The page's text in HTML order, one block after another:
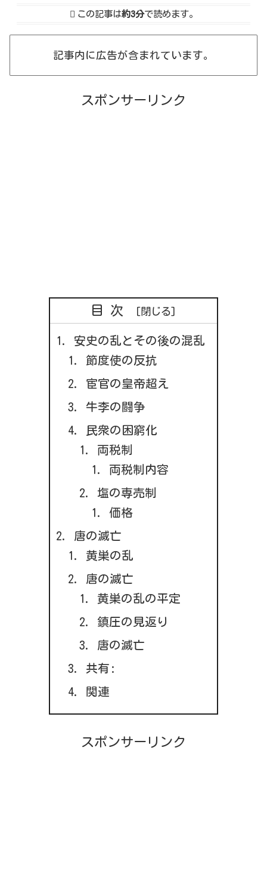
この記事は約3分で読めます。
記事内に広告が含まれています。
スポンサーリンク
目次
安史の乱とその後の混乱
節度使の反抗
宦官の皇帝超え
牛李の闘争
民衆の困窮化
両税制
両税制内容
塩の専売制
価格
唐の滅亡
黄巣の乱
唐の滅亡
黄巣の乱の平定
鎮圧の見返り
唐の滅亡
共有:
関連
スポンサーリンク